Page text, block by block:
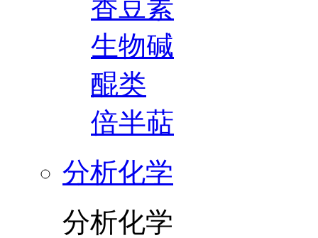
香豆素
生物碱
醌类
倍半萜
分析化学
分析化学